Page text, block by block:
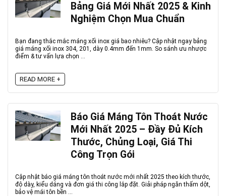
Bảng Giá Mới Nhất 2025 & Kinh
Nghiệm Chọn Mua Chuẩn
Bạn đang thắc mắc máng xối inox giá bao nhiêu? Cập nhật ngay bảng
giá máng xối inox 304, 201, dày 0.4mm đến 1mm. So sánh ưu nhược
điểm & tư vấn lựa chọn ...
READ MORE +
Báo Giá Máng Tôn Thoát Nước
Mới Nhất 2025 – Đầy Đủ Kích
Thước, Chủng Loại, Giá Thi
Công Trọn Gói
Cập nhật báo giá máng tôn thoát nước mới nhất 2025 theo kích thước,
độ dày, kiểu dáng và đơn giá thi công lắp đặt. Giải pháp ngăn thấm dột,
bảo vệ mái tôn bền ...